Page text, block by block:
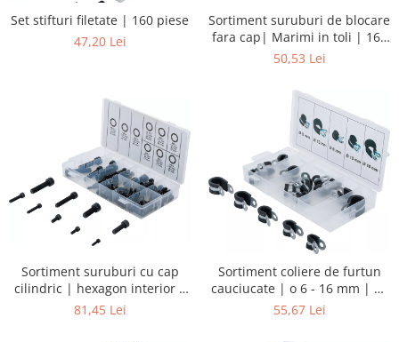
Set stifturi filetate | 160 piese
47,20 Lei
Sortiment suruburi de blocare
fara cap| Marimi in toli | 160
piese
50,53 Lei
Sortiment suruburi cu cap
cilindric | hexagon interior |
106 piese
81,45 Lei
Sortiment coliere de furtun
cauciucate | o 6 - 16 mm | 18
piese
55,67 Lei